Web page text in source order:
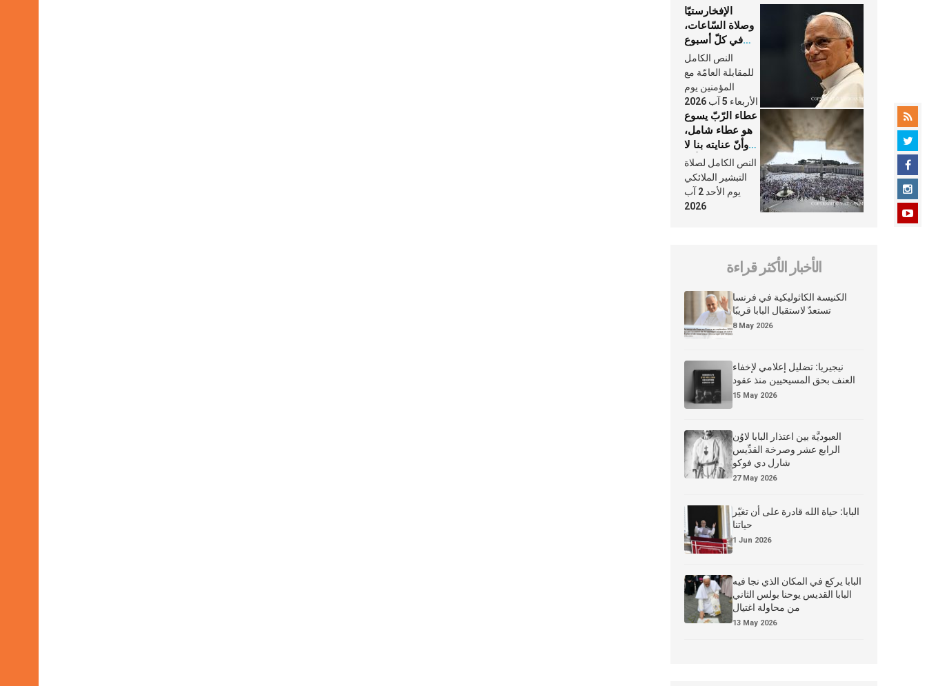
الإفخارستيّا
وصلاة السّاعات،
في كلّ أسبوع
وكلّ يوم، هما
النَّفَس في حياة
الكنيسة
النص الكامل
للمقابلة العامّة مع
المؤمنين يوم
الأربعاء 5 آب 2026
عطاء الرّبّ يسوع
هو عطاء شامل،
وأنّ عنايته بنا لا
تغيب عنّا أبدًا
النص الكامل لصلاة
التبشير الملائكي
يوم الأحد 2 آب
2026
الأخبار الأكثر قراءة
الكنيسة الكاثوليكية في فرنسا
تستعدّ لاستقبال البابا قريبًا
8 May 2026
نيجيريا: تضليل إعلامي لإخفاء
العنف بحق المسيحيين منذ عقود
15 May 2026
العبوديَّة بين اعتذار البابا لاوُن
الرابع عشر وصرخة القدِّيس
شارل دي فوكو
27 May 2026
البابا: حياة الله قادرة على أن تغيّر
حياتنا
1 Jun 2026
البابا يركع في المكان الذي نجا فيه
البابا القديس يوحنا بولس الثاني
من محاولة اغتيال
13 May 2026